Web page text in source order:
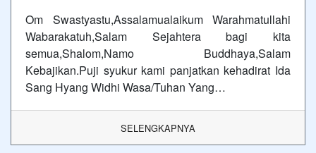
Om Swastyastu,Assalamualaikum Warahmatullahi
Wabarakatuh,Salam Sejahtera bagi kita
semua,Shalom,Namo Buddhaya,Salam
Kebajikan.Puji syukur kami panjatkan kehadirat Ida
Sang Hyang Widhi Wasa/Tuhan Yang…
SELENGKAPNYA